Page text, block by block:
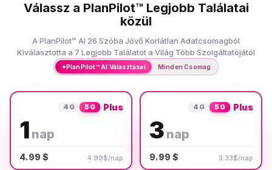
Válassz a PlanPilot™ Legjobb Találatai
közül
A PlanPilot™ AI 26 Szóba Jövő Korlátlan Adatcsomagból
Kiválasztotta a 7 Legjobb Találatot a Világ Több Szolgáltatójától
✦PlanPilot™ AI Választásai Minden Csomag
4G 5G Plus
1 nap
4.99 $ 4.99$/nap
4G 5G Plus
3 nap
9.99 $ 3.33$/nap